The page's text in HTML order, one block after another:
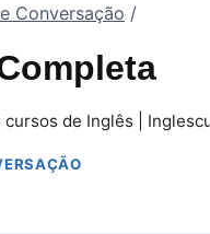
Conversação /
cursos de Inglês |